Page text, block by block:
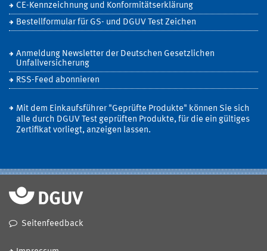
CE-Kennzeichnung und Konformitätserklärung
Bestellformular für GS- und DGUV Test Zeichen
Anmeldung Newsletter der Deutschen Gesetzlichen
Unfallversicherung
RSS-Feed abonnieren
Mit dem Einkaufsführer "Geprüfte Produkte" können Sie sich
alle durch DGUV Test geprüften Produkte, für die ein gültiges
Zertifikat vorliegt, anzeigen lassen.
Seitenfeedback